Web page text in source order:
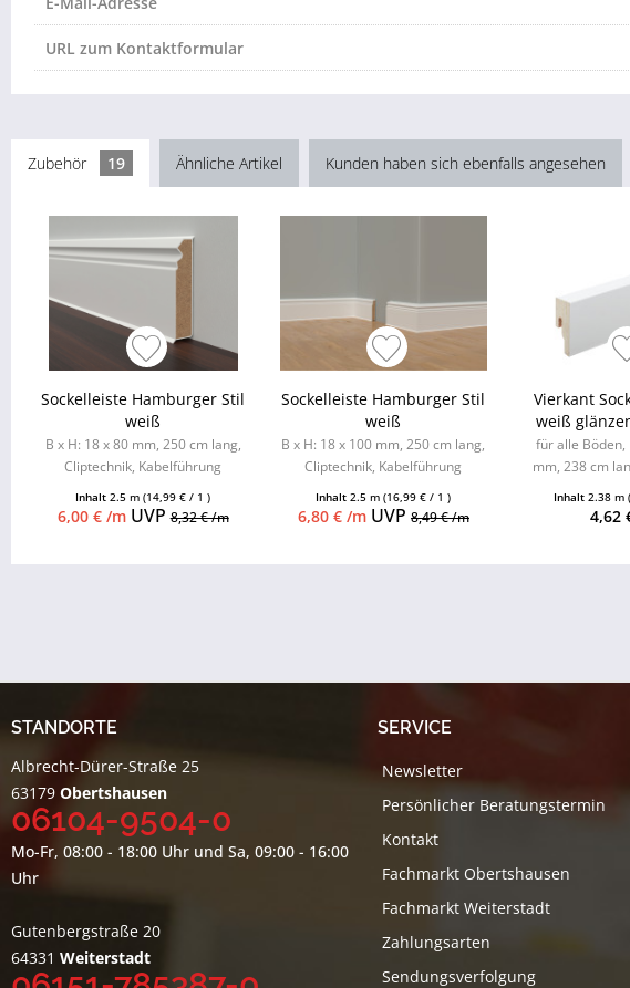
URL zum Kontaktformular
Zubehör 19 Ähnliche Artikel Kunden haben sich ebenfalls angesehen
Sockelleiste Hamburger Stil
weiß
B x H: 18 x 80 mm, 250 cm lang,
Cliptechnik, Kabelführung
Zubehör...
Inhalt2.5 m(14,99 € / 1 )
6,00 € /mUVP8,32 € /m
Sockelleiste Hamburger Stil
weiß
B x H: 18 x 100 mm, 250 cm lang,
Cliptechnik, Kabelführung
Zubehör...
Inhalt2.5 m(16,99 € / 1 )
6,80 € /mUVP 8,49 € /m
Vierkant
weiß
für alle Böden,
mm, 238 cm
Inhalt 2.38 m
4,62
STANDORTE
Albrecht-Dürer-Straße 25
63179 Obertshausen
06104-9504-0
Mo-Fr, 08:00 - 18:00 Uhr und Sa, 09:00 - 16:00
Uhr
Gutenbergstraße 20
64331 Weiterstadt
SERVICE
Newsletter
Persönlicher Beratungstermin
Kontakt
Fachmarkt Obertshausen
Fachmarkt Weiterstadt
Zahlungsarten
Sendungsverfolgung